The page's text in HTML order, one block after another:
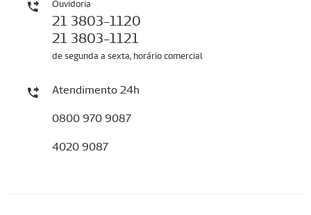
Ouvidoria
21 3803-1120
21 3803-1121
de segunda a sexta, horário comercial
Atendimento 24h
0800 970 9087
4020 9087